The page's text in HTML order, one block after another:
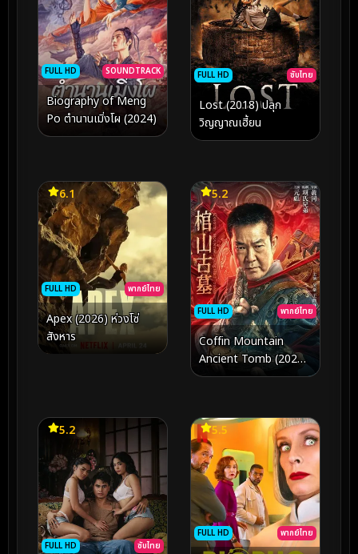
FULL HD SOUNDTRACK
Biography of Meng
Po ตำนานเมิ่งโผ (2024)
FULL HD ซับไทย
Lost (2018) ปลุก
วิญญาณเฮี้ยน
FULL HD พากย์ไทย
6.1
Apex (2026) ห่วงโซ่
สังหาร
FULL HD พากย์ไทย
5.2
Coffin Mountain
Ancient Tomb (2022)
ล่าขุมทรัพย์ สุสานโบราณ
FULL HD ซับไทย
5.2
FULL HD พากย์ไทย
5.5